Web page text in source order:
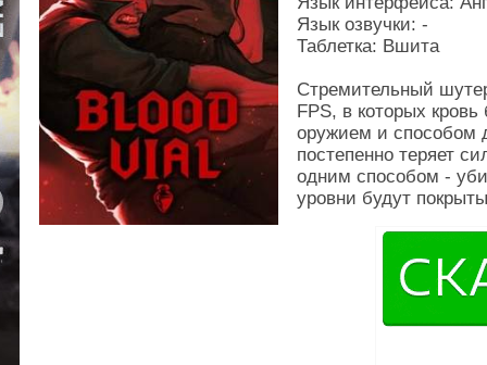
Язык озвучки: -
Таблетка: Вшита
Стремительный
FPS, в которых
оружием и способом
постепенно теряет
одним способом -
уровни будут